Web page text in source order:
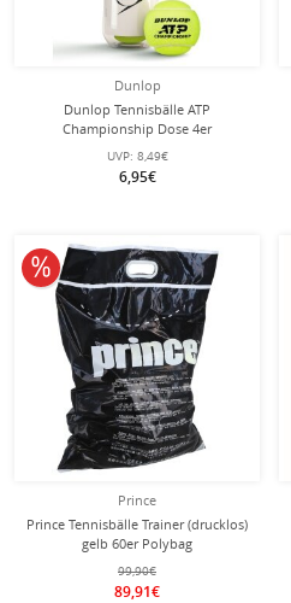
Dunlop
Dunlop Tennisbälle ATP
Championship Dose 4er
UVP: 8,49€
6,95€
Prince
Prince Tennisbälle Trainer (drucklos)
gelb 60er Polybag
99,90€
89,91€
10% reduziert